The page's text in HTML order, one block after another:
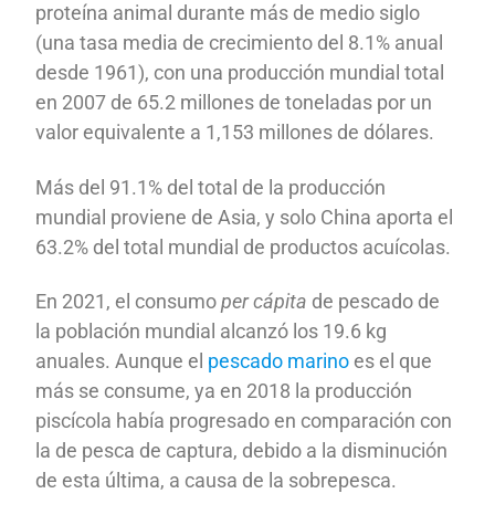
proteína animal durante más de medio siglo
(una tasa media de crecimiento del 8.1% anual
desde 1961), con una producción mundial total
en 2007 de 65.2 millones de toneladas por un
valor equivalente a 1,153 millones de dólares.
Más del 91.1% del total de la producción
mundial proviene de Asia, y solo China aporta el
63.2% del total mundial de productos acuícolas.
En 2021, el consumoper cápita de pescado de
la población mundial alcanzó los 19.6 kg
anuales. Aunque el pescado marino es el que
más se consume, ya en 2018 la producción
piscícola había progresado en comparación con
la de pesca de captura, debido a la disminución
de esta última, a causa de la sobrepesca.